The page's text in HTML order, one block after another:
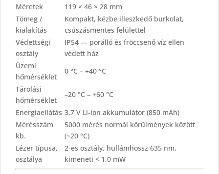
Méretek
119 × 46 × 28 mm
Tömeg /
kialakítás
Kompakt, kézbe illeszkedő burkolat,
csúszásmentes felülettel
Védettségi
osztály
IP54 — porálló és fröccsenő víz ellen
védett ház
Üzemi
hőmérséklet
0 °C – +40 °C
Tárolási
hőmérséklet
–20 °C – +60 °C
Energiaellátás 3,7 V Li-ion akkumulátor (850 mAh)
Mérésszám
kb.
5000 mérés normál körülmények között
(~20 °C)
Lézer típusa,
osztálya
2-es osztály, hullámhossz 635 nm,
kimeneti < 1,0 mW